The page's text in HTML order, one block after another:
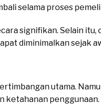
selama proses
signifikan. Selain itu,
diminimalkan sejak
utama.
ketahanan penggunaan.